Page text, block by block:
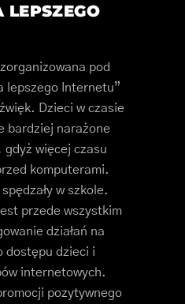
LEPSZEGO
pod
lepszego Internetu”
Dzieci w czasie
bardziej narażone
gdyż więcej czasu
komputerami.
w szkole.
przede wszystkim
działań na
dostępu dzieci i
internetowych.
pozytywnego